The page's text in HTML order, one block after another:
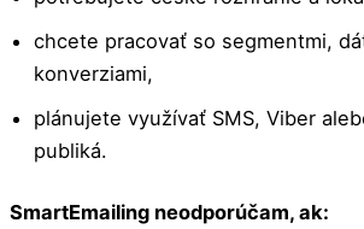
chcete pracovať so segmentmi,
konverziami,
plánujete využívať SMS, Viber
publiká.
SmartEmailing neodporúčam, ak: